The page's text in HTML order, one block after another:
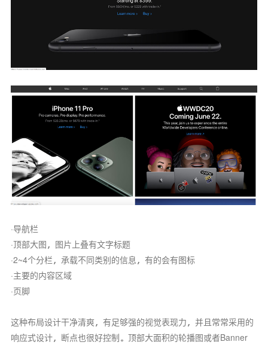
·导航栏
·顶部大图，图片上叠有文字标题
·2~4个分栏，承载不同类别的信息，有的会有图标
·主要的内容区域
·页脚
这种布局设计干净清爽，有足够强的视觉表现力，并且常常采用的
响应式设计，断点也很好控制。顶部大面积的轮播图或者Banner